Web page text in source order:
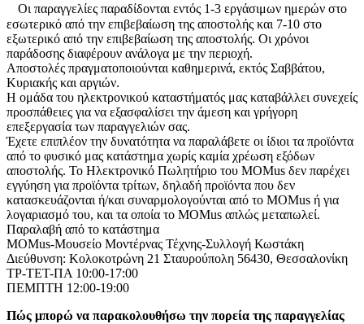
Οι παραγγελίες παραδίδονται εντός 1-3 εργάσιμων ημερών στο
εσωτερικό από την επιβεβαίωση της αποστολής και 7-10 στο
εξωτερικό από την επιβεβαίωση της αποστολής. Οι χρόνοι
παράδοσης διαφέρουν ανάλογα με την περιοχή.
Αποστολές πραγματοποιούνται καθημερινά, εκτός Σαββάτου,
Κυριακής και αργιών.
Η ομάδα του ηλεκτρονικού καταστήματός μας καταβάλλει συνεχείς
προσπάθειες για να εξασφαλίσει την άμεση και γρήγορη
επεξεργασία των παραγγελιών σας.
Έχετε επιπλέον την δυνατότητα να παραλάβετε οι ίδιοι τα προϊόντα
από το φυσικό μας κατάστημα χωρίς καμία χρέωση εξόδων
αποστολής. Το Ηλεκτρονικό Πωλητήριο του MOMus δεν παρέχει
εγγύηση για προϊόντα τρίτων, δηλαδή προϊόντα που δεν
κατασκευάζονται ή/και συναρμολογούνται από το MOMus ή για
λογαριασμό του, και τα οποία το MOMus απλώς μεταπωλεί.
Παραλαβή από το κατάστημα
MOMus-Μουσείο Μοντέρνας Τέχνης-Συλλογή Κωστάκη
Διεύθυνση: Κολοκοτρώνη 21 Σταυρούπολη 56430, Θεσσαλονίκη
ΤΡ-ΤΕΤ-ΠΑ 10:00-17:00
ΠΕΜΠΤΗ 12:00-19:00
Πώς μπορώ να παρακολουθήσω την πορεία της παραγγελίας